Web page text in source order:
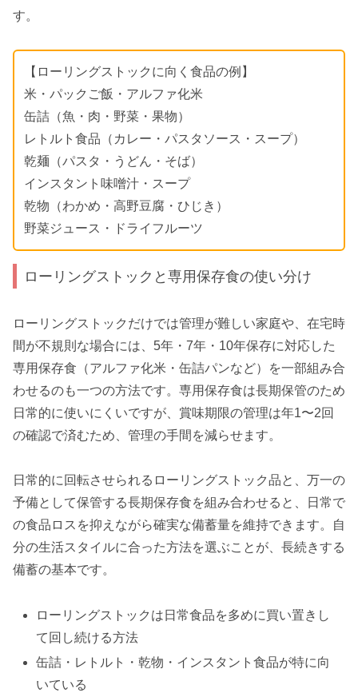
す。
【ローリングストックに向く食品の例】
米・パックご飯・アルファ化米
缶詰（魚・肉・野菜・果物）
レトルト食品（カレー・パスタソース・スープ）
乾麺（パスタ・うどん・そば）
インスタント味噌汁・スープ
乾物（わかめ・高野豆腐・ひじき）
野菜ジュース・ドライフルーツ
ローリングストックと専用保存食の使い分け
ローリングストックだけでは管理が難しい家庭や、在宅時
間が不規則な場合には、5年・7年・10年保存に対応した
専用保存食（アルファ化米・缶詰パンなど）を一部組み合
わせるのも一つの方法です。専用保存食は長期保管のため
日常的に使いにくいですが、賞味期限の管理は年1〜2回
の確認で済むため、管理の手間を減らせます。
日常的に回転させられるローリングストック品と、万一の
予備として保管する長期保存食を組み合わせると、日常で
の食品ロスを抑えながら確実な備蓄量を維持できます。自
分の生活スタイルに合った方法を選ぶことが、長続きする
備蓄の基本です。
ローリングストックは日常食品を多めに買い置きし
て回し続ける方法
缶詰・レトルト・乾物・インスタント食品が特に向
いている